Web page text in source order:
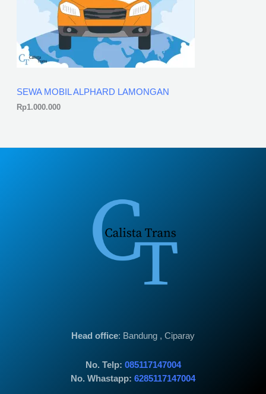
SEWA MOBIL ALPHARD LAMONGAN
Rp1.000.000
Head office: Bandung , Ciparay
No. Telp: 085117147004
No. Whastapp: 6285117147004